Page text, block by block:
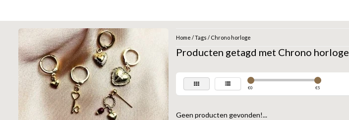
Home /Tags / Chrono horloge
Producten getagd met Chrono horloge
€0 €5
Geen producten gevonden!...